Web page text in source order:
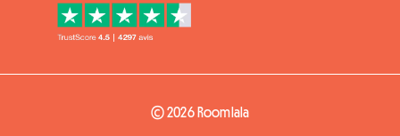
© 2026 Roomlala